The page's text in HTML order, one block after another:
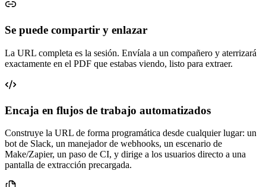
Se puede compartir y enlazar
La URL completa es la sesión. Envíala a un compañero y aterrizará
exactamente en el PDF que estabas viendo, listo para extraer.
Encaja en flujos de trabajo automatizados
Construye la URL de forma programática desde cualquier lugar: un
bot de Slack, un manejador de webhooks, un escenario de
Make/Zapier, un paso de CI, y dirige a los usuarios directo a una
pantalla de extracción precargada.